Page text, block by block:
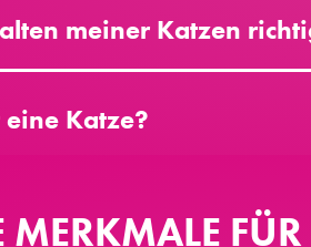
meiner Katzen
Katze?